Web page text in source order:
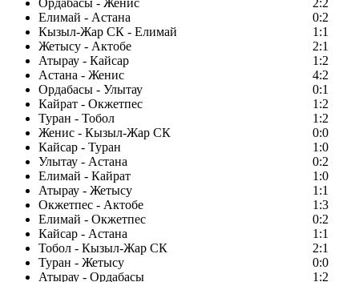
Ордабасы - Женис
2:2
Елимай - Астана
0:2
Кызыл-Жар СК - Елимай
1:1
Жетысу - Актобе
2:1
Атырау - Кайсар
1:2
Астана - Женис
4:2
Ордабасы - Улытау
0:1
Кайрат - Окжетпес
1:2
Туран - Тобол
1:2
Женис - Кызыл-Жар СК
0:0
Кайсар - Туран
1:0
Улытау - Астана
0:2
Елимай - Кайрат
1:0
Атырау - Жетысу
1:1
Окжетпес - Актобе
1:3
Елимай - Окжетпес
0:2
Кайсар - Астана
1:1
Тобол - Кызыл-Жар СК
2:1
Туран - Жетысу
0:0
Атырау - Ордабасы
1:2